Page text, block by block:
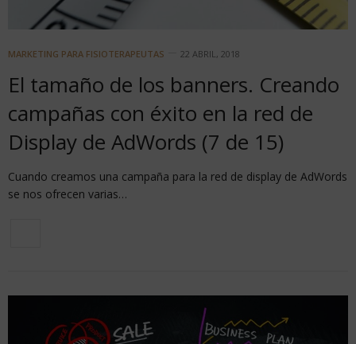
MARKETING PARA FISIOTERAPEUTAS 22 ABRIL, 2018
El tamaño de los banners. Creando
campañas con éxito en la red de
Display de AdWords (7 de 15)
Cuando creamos una campaña para la red de display de AdWords
se nos ofrecen varias…